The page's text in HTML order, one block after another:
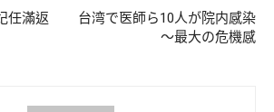
任滿返
台湾で医師ら10人が院内感染
～最大の危機感